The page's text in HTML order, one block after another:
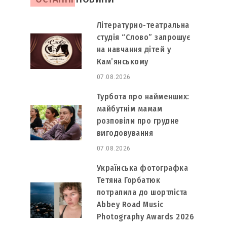
Літературно-театральна
студія “Слово” запрошує
на навчання дітей у
Кам’янському
07.08.2026
Турбота про найменших:
майбутнім мамам
розповіли про грудне
вигодовування
07.08.2026
Українська фотографка
Тетяна Горбатюк
потрапила до шортліста
Abbey Road Music
Photography Awards 2026